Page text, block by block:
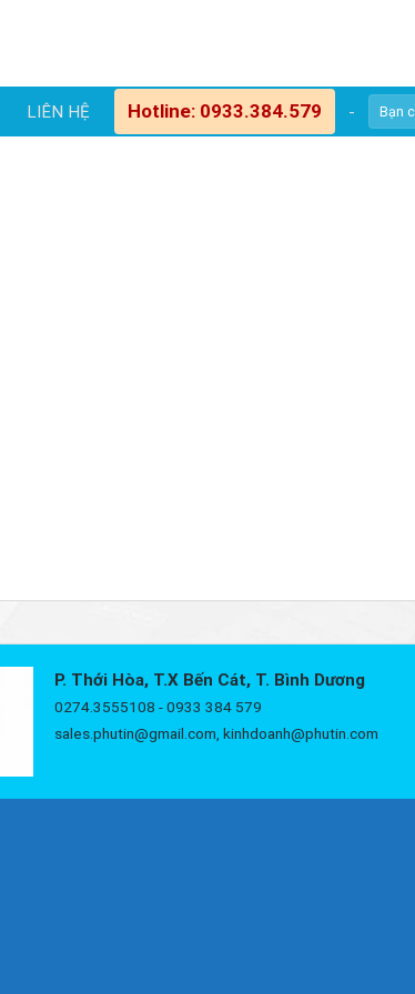
LIÊN HỆ Hotline: 0933.384.579 -
P. Thới Hòa, T.X Bến Cát, T. Bình Dương
0274.3555108 - 0933 384 579
sales.phutin@gmail.com, kinhdoanh@phutin.com